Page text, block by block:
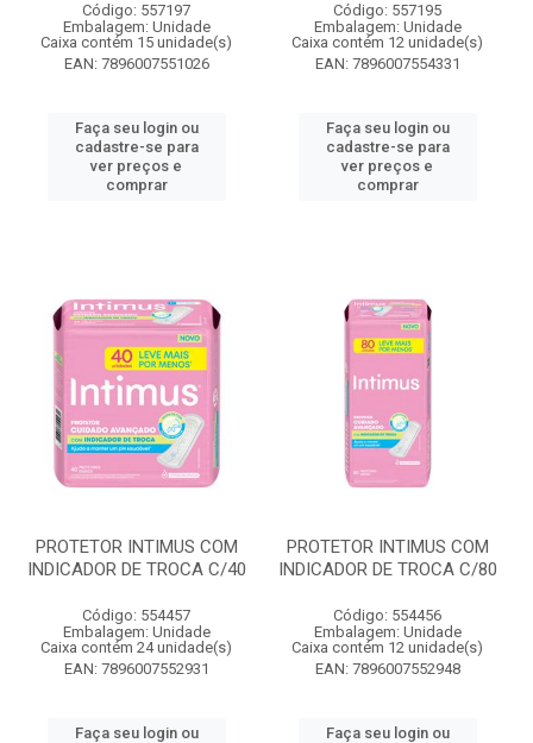
Código: 557197
Embalagem: Unidade
Caixa contém 15 unidade(s)
EAN: 7896007551026
Faça seu login ou
cadastre-se para
ver preços e
comprar
Código: 557195
Embalagem: Unidade
Caixa contém 12 unidade(s)
EAN: 7896007554331
Faça seu login ou
cadastre-se para
ver preços e
comprar
PROTETOR INTIMUS COM
INDICADOR DE TROCA C/40
Código: 554457
Embalagem: Unidade
Caixa contém 24 unidade(s)
EAN: 7896007552931
Faça seu login ou
PROTETOR INTIMUS COM
INDICADOR DE TROCA C/80
Código: 554456
Embalagem: Unidade
Caixa contém 12 unidade(s)
EAN: 7896007552948
Faça seu login ou